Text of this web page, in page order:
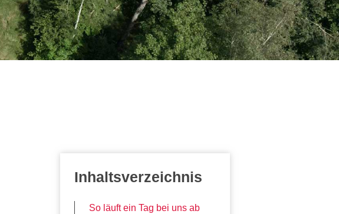
Inhaltsverzeichnis
So läuft ein Tag bei uns ab